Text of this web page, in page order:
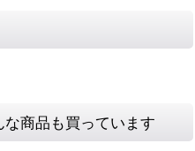
商品も買っています